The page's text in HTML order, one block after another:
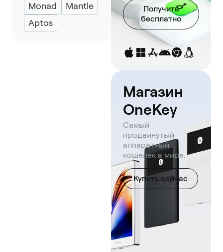
Monad
Mantle
Aptos
Получить
бесплатно
Магазин
OneKey
Самый
продвинутый
аппаратный
кошелек в мире.
Купить сейчас